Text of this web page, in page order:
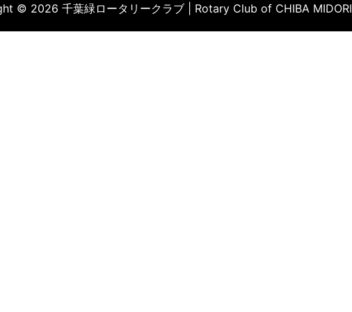
© 2026 千葉緑ロータリークラブ | Rotary Club of CHIBA MIDORI